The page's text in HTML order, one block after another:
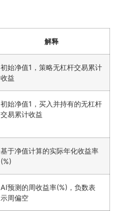
解释
初始净值1，策略无杠杆交易累计
收益
初始净值1，买入并持有的无杠杆
交易累计收益
基于净值计算的实际年化收益率
(%)
AI预测的周收益率(%)，负数表
示周偏空